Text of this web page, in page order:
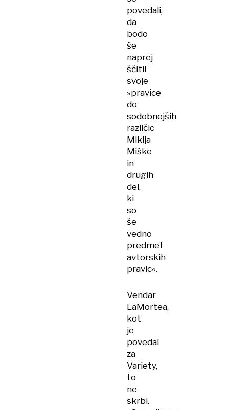
povedali,
da
bodo
še
naprej
ščitil
svoje
»pravice
do
sodobnejših
različic
Mikija
Miške
in
drugih
del,
ki
so
še
vedno
predmet
avtorskih
pravic«.
Vendar
LaMortea,
kot
je
povedal
za
Variety,
to
ne
skrbi.